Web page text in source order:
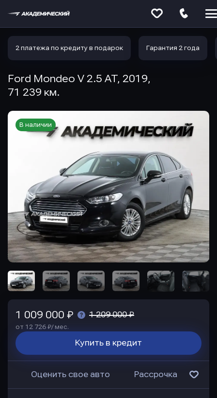
2 платежа по кредиту в подарок Гарантия 2 года
Ford Mondeo V 2.5 AT, 2019,
71 239 км.
В наличии
1 009 000 ₽ 1 209 000 ₽
от 12 726 ₽/ мес.
Купить в кредит
Оценить свое авто Рассрочка